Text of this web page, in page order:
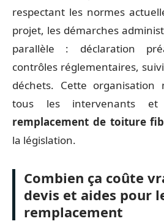
respectant les normes
projet, les démarches
parallèle : déclaration
contrôles réglementaires,
déchets. Cette organisation
tous les intervenants
remplacement de toiture
la législation.
Combien ça coûte
devis et aides pour
remplacement